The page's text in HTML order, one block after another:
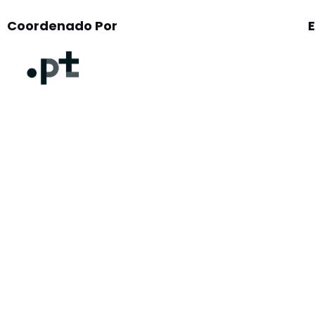
Coordenado Por